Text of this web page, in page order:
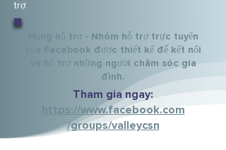
trợ.
Mạng hỗ trợ - Nhóm hỗ trợ trực tuyến
của Facebook được thiết kế để kết nối
và hỗ trợ những người chăm sóc gia
đình.
Tham gia ngay:
https://www.facebook.com
/groups/valleycsn